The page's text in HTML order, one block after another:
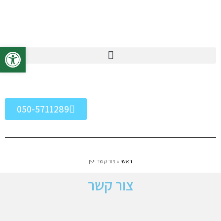
050-5711289
ראשי » צור קשר ישן
צור קשר
פתח